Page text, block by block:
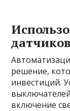
решение,
инвестиций.
включение